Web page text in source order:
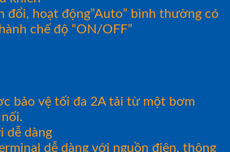
đổi, hoạt động”Auto” bình thường có
chế độ “ON/OFF”
bảo vệ tối đa 2A tải từ một bơm
dễ dàng
dễ dàng với nguồn điện, thông